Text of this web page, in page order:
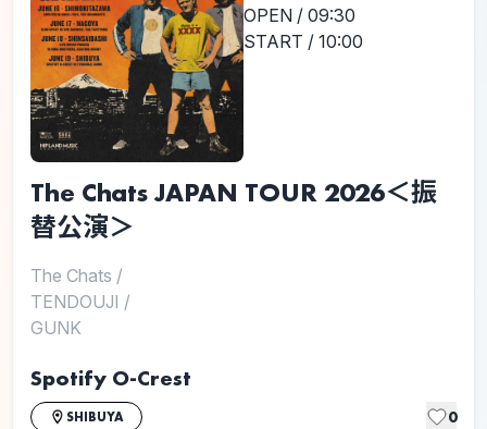
OPEN / 09:30
START / 10:00
The Chats JAPAN TOUR 2026＜振
替公演＞
The Chats /
TENDOUJI /
GUNK
Spotify O-Crest
SHIBUYA 0